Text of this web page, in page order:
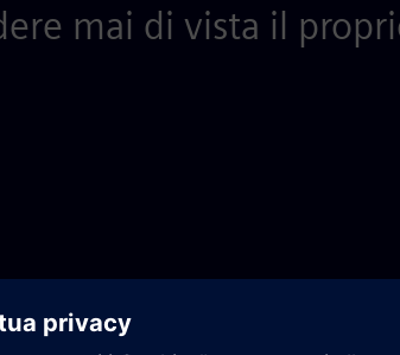
mai di vista il
ciascuno dei nostri team in tutto il mondo